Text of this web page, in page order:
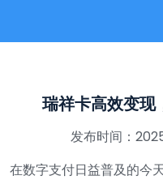
瑞祥卡高效变现
发布时间：
在数字支付日益普及的今